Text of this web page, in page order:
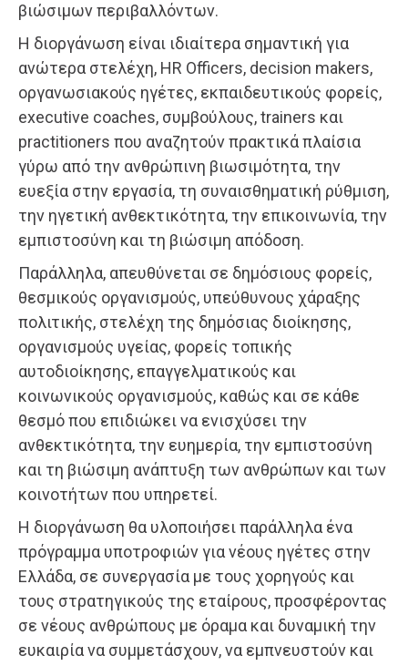
βιώσιμων περιβαλλόντων.
Η διοργάνωση είναι ιδιαίτερα σημαντική για
ανώτερα στελέχη, HR Officers, decision makers,
οργανωσιακούς ηγέτες, εκπαιδευτικούς φορείς,
executive coaches, συμβούλους, trainers και
practitioners που αναζητούν πρακτικά πλαίσια
γύρω από την ανθρώπινη βιωσιμότητα, την
ευεξία στην εργασία, τη συναισθηματική ρύθμιση,
την ηγετική ανθεκτικότητα, την επικοινωνία, την
εμπιστοσύνη και τη βιώσιμη απόδοση.
Παράλληλα, απευθύνεται σε δημόσιους φορείς,
θεσμικούς οργανισμούς, υπεύθυνους χάραξης
πολιτικής, στελέχη της δημόσιας διοίκησης,
οργανισμούς υγείας, φορείς τοπικής
αυτοδιοίκησης, επαγγελματικούς και
κοινωνικούς οργανισμούς, καθώς και σε κάθε
θεσμό που επιδιώκει να ενισχύσει την
ανθεκτικότητα, την ευημερία, την εμπιστοσύνη
και τη βιώσιμη ανάπτυξη των ανθρώπων και των
κοινοτήτων που υπηρετεί.
Η διοργάνωση θα υλοποιήσει παράλληλα ένα
πρόγραμμα υποτροφιών για νέους ηγέτες στην
Ελλάδα, σε συνεργασία με τους χορηγούς και
τους στρατηγικούς της εταίρους, προσφέροντας
σε νέους ανθρώπους με όραμα και δυναμική την
ευκαιρία να συμμετάσχουν, να εμπνευστούν και